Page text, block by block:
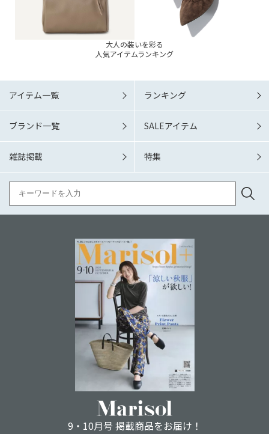
大人の装いを彩る
人気アイテムランキング
アイテム一覧 ランキング
ブランド一覧 SALEアイテム
雑誌掲載 特集
9・10月号 掲載商品をお届け！